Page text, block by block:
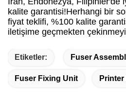
kalite garantisi!Herhangi bir
fiyat teklifi, %100 kalite
iletişime geçmekten
Etiketler: Fuser
Fuser Fixing Unit